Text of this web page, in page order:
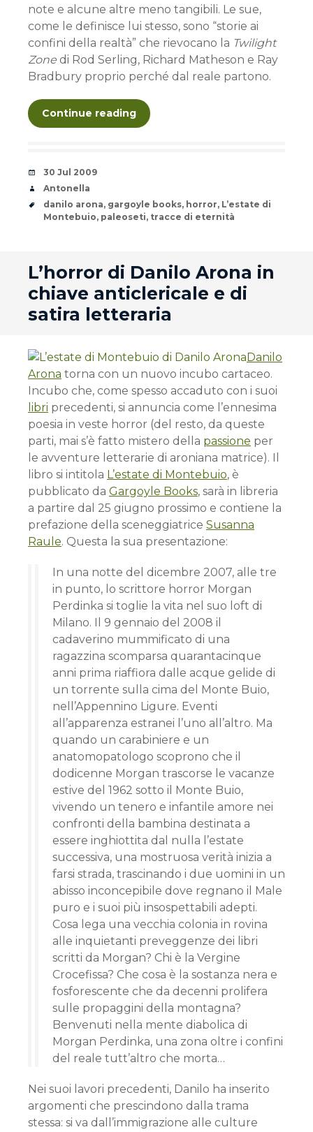
note e alcune altre meno tangibili. Le sue,
come le definisce lui stesso, sono “storie ai
confini della realtà” che rievocano la Twilight
Zone di Rod Serling, Richard Matheson e Ray
Bradbury proprio perché dal reale partono.
Continue reading
Date
30 Jul 2009
Author
Antonella
Tags
danilo arona, gargoyle books, horror, L’estate di
Montebuio, paleoseti, tracce di eternità
L’horror di Danilo Arona in
chiave anticlericale e di
satira letteraria
Danilo
Arona torna con un nuovo incubo cartaceo.
Incubo che, come spesso accaduto con i suoi
libri precedenti, si annuncia come l’ennesima
poesia in veste horror (del resto, da queste
parti, mai s’è fatto mistero della passione per
le avventure letterarie di aroniana matrice). Il
libro si intitola L’estate di Montebuio, è
pubblicato da Gargoyle Books, sarà in libreria
a partire dal 25 giugno prossimo e contiene la
prefazione della sceneggiatrice Susanna
Raule. Questa la sua presentazione:
In una notte del dicembre 2007, alle tre
in punto, lo scrittore horror Morgan
Perdinka si toglie la vita nel suo loft di
Milano. Il 9 gennaio del 2008 il
cadaverino mummificato di una
ragazzina scomparsa quarantacinque
anni prima riaffiora dalle acque gelide di
un torrente sulla cima del Monte Buio,
nell’Appennino Ligure. Eventi
all’apparenza estranei l’uno all’altro. Ma
quando un carabiniere e un
anatomopatologo scoprono che il
dodicenne Morgan trascorse le vacanze
estive del 1962 sotto il Monte Buio,
vivendo un tenero e infantile amore nei
confronti della bambina destinata a
essere inghiottita dal nulla l’estate
successiva, una mostruosa verità inizia a
farsi strada, trascinando i due uomini in un
abisso inconcepibile dove regnano il Male
puro e i suoi più insospettabili adepti.
Cosa lega una vecchia colonia in rovina
alle inquietanti preveggenze dei libri
scritti da Morgan? Chi è la Vergine
Crocefissa? Che cosa è la sostanza nera e
fosforescente che da decenni prolifera
sulle propaggini della montagna?
Benvenuti nella mente diabolica di
Morgan Perdinka, una zona oltre i confini
del reale tutt’altro che morta…
Nei suoi lavori precedenti, Danilo ha inserito
argomenti che prescindono dalla trama
stessa: si va dall’immigrazione alle culture